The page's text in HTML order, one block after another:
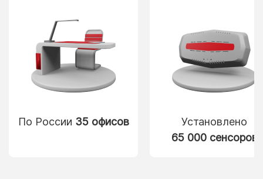
По России 35 офисов
Установлено
65 000 сенсоров